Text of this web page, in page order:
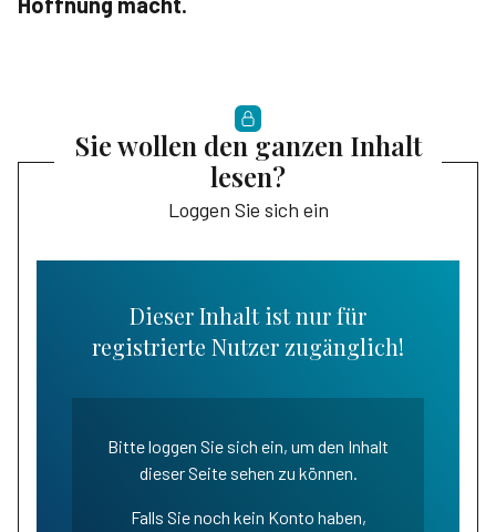
Sie wollen den ganzen Inhalt
lesen?
Loggen Sie sich ein
Dieser Inhalt ist nur für
registrierte Nutzer zugänglich!
Bitte loggen Sie sich ein, um den Inhalt
dieser Seite sehen zu können.
Falls Sie noch kein Konto haben,